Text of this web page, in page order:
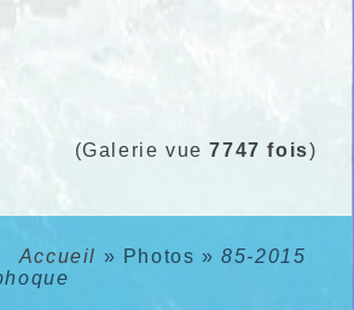
(Galerie vue7747 fois)
Accueil » Photos »85-2015